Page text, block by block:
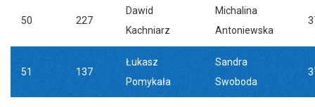
50 227
Dawid
Kachniarz
Michalina
Antoniewska
51 137
Łukasz
Pomykała
Sandra
Swoboda